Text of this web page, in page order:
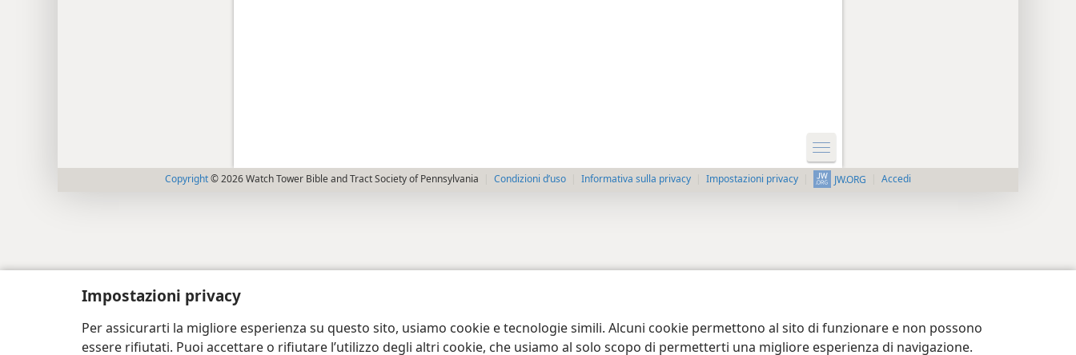
Impostazioni privacy
Per assicurarti la migliore esperienza su questo sito, usiamo cookie e tecnologie simili. Alcuni cookie permettono al sito di funzionare e non possono
essere rifiutati. Puoi accettare o rifiutare l’utilizzo degli altri cookie, che usiamo al solo scopo di permetterti una migliore esperienza di navigazione.
Copyright© 2026 Watch Tower Bible and Tract Society of Pennsylvania Condizioni d’uso Informativa sulla privacy Impostazioni privacy JW.ORG Accedi